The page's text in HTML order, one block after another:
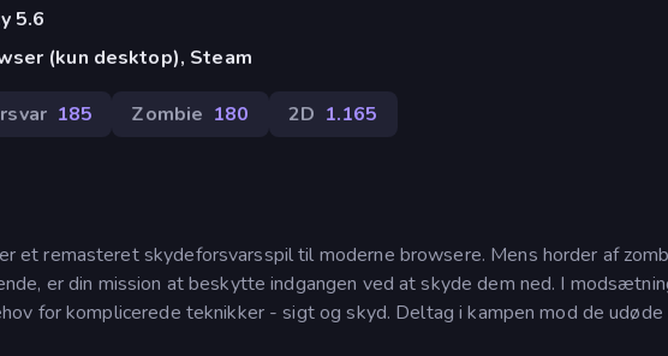
5.6
(kun desktop), Steam
185 Zombie 180 2D 1.165
et remasteret skydeforsvarsspil til moderne browsere. Mens horder af
er din mission at beskytte indgangen ved at skyde dem ned. I
for komplicerede teknikker - sigt og skyd. Deltag i kampen mod de udøde